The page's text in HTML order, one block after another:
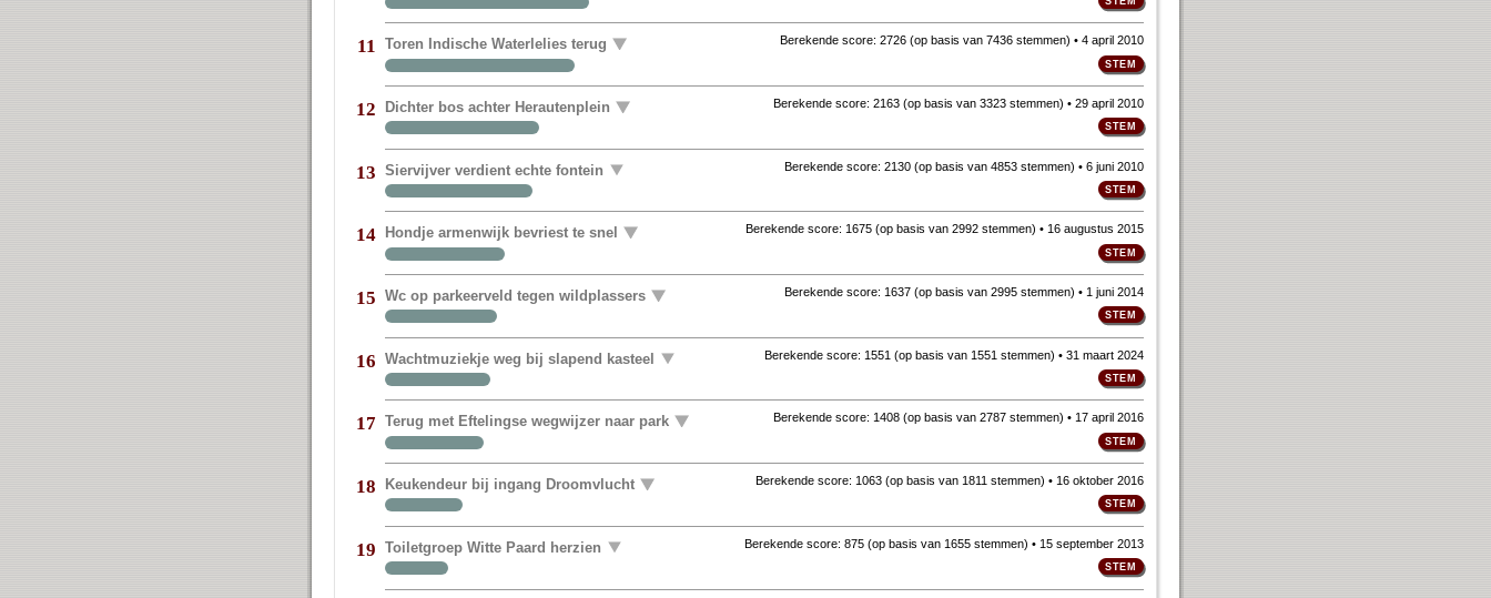
11 Toren Indische Waterlelies terug Berekende score: 2726(op basis van 7436 stemmen) • 4 april 2010
12 Dichter bos achter Herautenplein Berekende score: 2163(op basis van 3323 stemmen) • 29 april 2010
13 Siervijver verdient echte fontein Berekende score: 2130(op basis van 4853 stemmen) • 6 juni 2010
14 Hondje armenwijk bevriest te snel Berekende score: 1675(op basis van 2992 stemmen) • 16 augustus 2015
15 Wc op parkeerveld tegen wildplassers Berekende score: 1637(op basis van 2995 stemmen) • 1 juni 2014
16 Wachtmuziekje weg bij slapend kasteel Berekende score: 1551 (op basis van 1551 stemmen) • 31 maart 2024
17 Terug met Eftelingse wegwijzer naar park Berekende score: 1408(op basis van 2787 stemmen) • 17 april 2016
18 Keukendeur bij ingang Droomvlucht Berekende score: 1063(op basis van 1811 stemmen) • 16 oktober 2016
19 Toiletgroep Witte Paard herzien Berekende score: 875(op basis van 1655 stemmen) • 15 september 2013